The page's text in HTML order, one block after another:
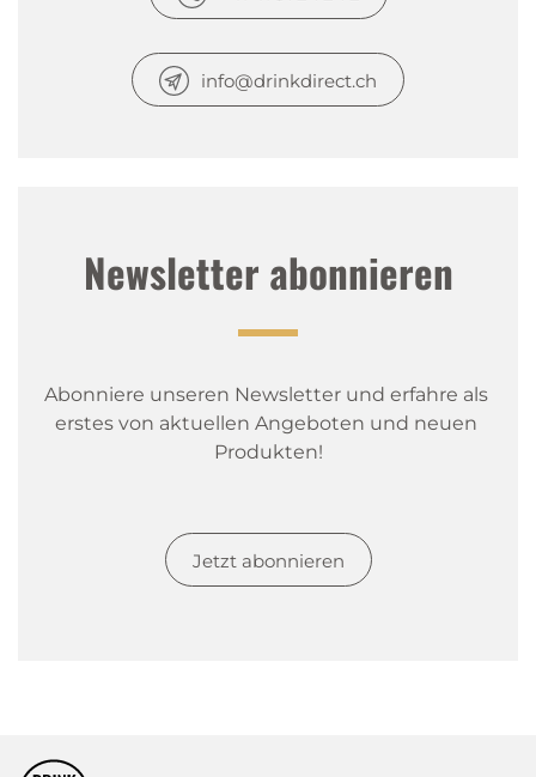
info@drinkdirect.ch
Newsletter abonnieren
Abonniere unseren Newsletter und erfahre als
erstes von aktuellen Angeboten und neuen
Produkten!
Jetzt abonnieren